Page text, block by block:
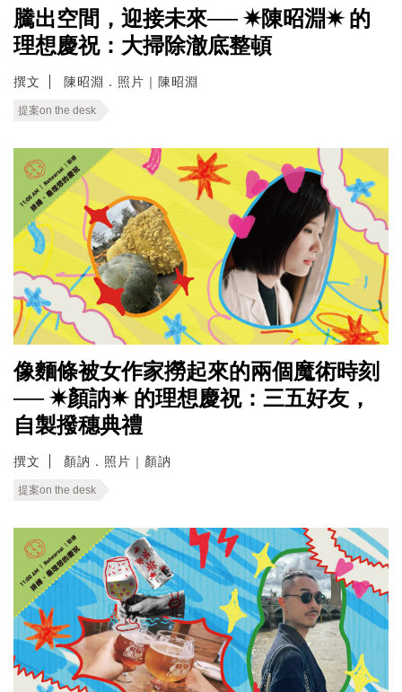
騰出空間，迎接未來── ✷陳昭淵✷ 的
理想慶祝：大掃除澈底整頓
撰文 陳昭淵．照片｜陳昭淵
提案on the desk
像麵條被女作家撈起來的兩個魔術時刻
── ✷顏訥✷ 的理想慶祝：三五好友，
自製撥穗典禮
撰文 顏訥．照片｜顏訥
提案on the desk